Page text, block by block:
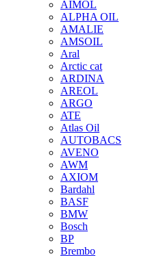
AIMOL
ALPHA OIL
AMALIE
AMSOIL
Aral
Arctic cat
ARDINA
AREOL
ARGO
ATE
Atlas Oil
AUTOBACS
AVENO
AWM
AXIOM
Bardahl
BASF
BMW
Bosch
BP
Brembo